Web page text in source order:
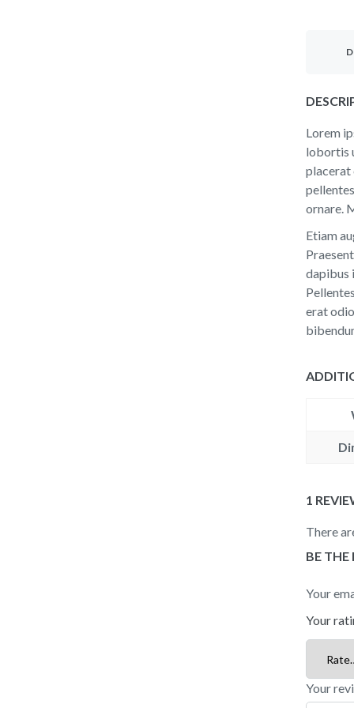
Lorem
lobortis
placerat
ornare.
Etiam
dapibus
erat
1
There
BE THE
Your
Your
Your